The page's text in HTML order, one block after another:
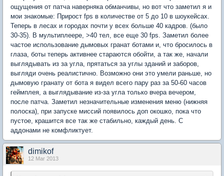
ощущения от патча наверняка обманчивы, но вот что заметил я и
мои знакомые: Прирост fps в количестве от 5 до 10 в шоукейсах.
Теперь в лесах и городах почти у всех больше 40 кадров. (было
30-35). В мультиплеере, >40 тел, все еще 30 fps. Заметил более
частое использование дымовых гранат ботами и, что бросилось в
глаза, боты теперь активнее стараются обойти, а так же, начали
выглядывать из за угла, прятаться за углы зданий и заборов,
выгляди очень реалистично. Возможно они это умели раньше, но
дымовую гранату от бота я видел всего пару раз за 50-60 часов
геймплея, а выглядывание из-за угла только вчера вечером,
после патча. Заметил незначительные изменения меню (нижняя
полоска), при запуске миссий появилось доп окошко, пока что
пустое, крашится все так же стабильно, каждый день. С
аддонами не комфликтует.
dimikof
12 Mar 2013